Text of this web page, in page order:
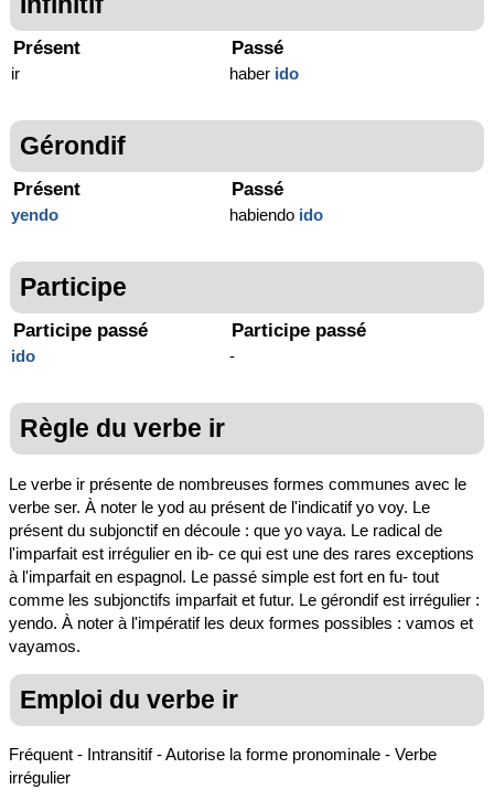
Présent
ir
Passé
haber ido
Gérondif
Présent
yendo
Passé
habiendo ido
Participe
Participe passé
ido
Participe passé
-
Règle du verbe ir
Le verbe ir présente de nombreuses formes communes avec le
verbe ser. À noter le yod au présent de l'indicatif yo voy. Le
présent du subjonctif en découle : que yo vaya. Le radical de
l'imparfait est irrégulier en ib- ce qui est une des rares exceptions
à l'imparfait en espagnol. Le passé simple est fort en fu- tout
comme les subjonctifs imparfait et futur. Le gérondif est irrégulier :
yendo. À noter à l'impératif les deux formes possibles : vamos et
vayamos.
Emploi du verbe ir
Fréquent - Intransitif - Autorise la forme pronominale - Verbe
irrégulier